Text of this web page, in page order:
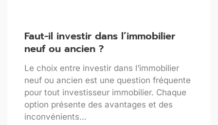
Faut-il investir dans l’immobilier
neuf ou ancien ?
Le choix entre investir dans l’immobilier
neuf ou ancien est une question fréquente
pour tout investisseur immobilier. Chaque
option présente des avantages et des
inconvénients…